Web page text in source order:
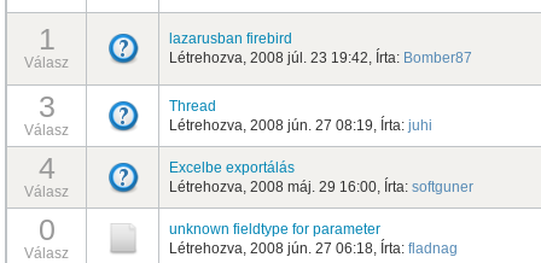
1
Válasz
lazarusban firebird
Létrehozva, 2008 júl. 23 19:42, Írta: Bomber87
3
Válasz
Thread
Létrehozva, 2008 jún. 27 08:19, Írta: juhi
4
Válasz
Excelbe exportálás
Létrehozva, 2008 máj. 29 16:00, Írta: softguner
0
Válasz
unknown fieldtype for parameter
Létrehozva, 2008 jún. 27 06:18, Írta: fladnag